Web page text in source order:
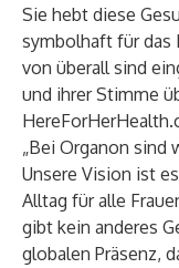
Sie hebt diese
symbolhaft für das
von überall sind
und ihrer Stimme
„Bei Organon sind
Unsere Vision ist
Alltag für alle
gibt kein anderes
globalen Präsenz,